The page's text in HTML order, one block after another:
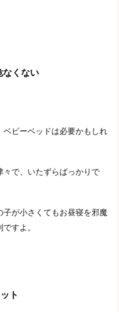
なくない
ビーベッドは必要かもしれ
々で、いたずらばっかりで
が小さくてもお昼寝を邪魔
すよ。
ト